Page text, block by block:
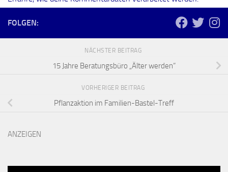
FOLGEN:
NÄCHSTER BEITRAG
15 Jahre Beratungsbüro „Älter werden“
VORHERIGER BEITRAG
Pflanzaktion im Familien-Bastel-Treff
ANZEIGEN